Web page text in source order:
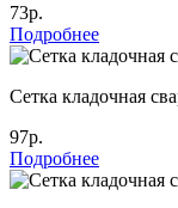
73р.
Подробнее
Сетка кладочная
97р.
Подробнее